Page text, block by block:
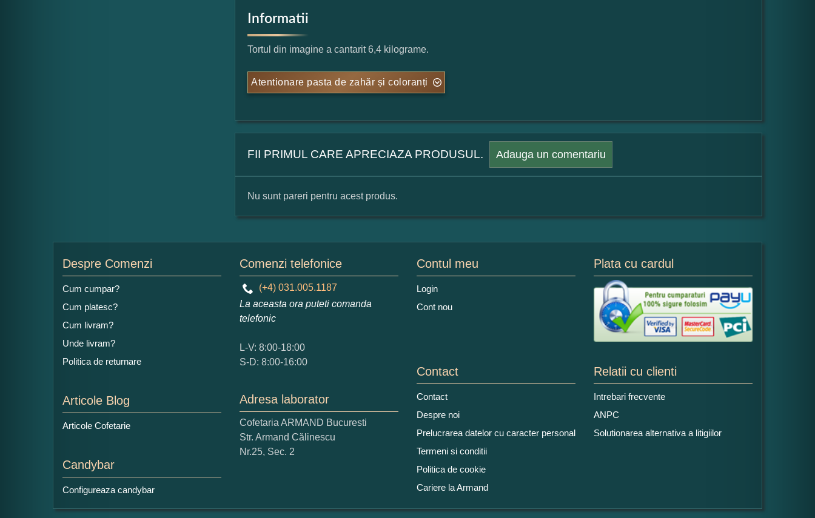
Informatii
Tortul din imagine a cantarit 6,4 kilograme.
Atentionare pasta de zahăr și coloranți
FII PRIMUL CARE APRECIAZA PRODUSUL. Adauga un comentariu
Numele dumneavoastra:
Adaugati o parere despre acest produs:
Ce nota acordati acestui produs?
1 2 3 4
Nu tocmai bun
Nu sunt pareri pentru acest produs.
Despre Comenzi
Cum cumpar?
Cum platesc?
Cum livram?
Unde livram?
Politica de returnare
Articole Blog
Articole Cofetarie
Candybar
Configureaza candybar
Comenzi telefonice
(+4) 031.005.1187
La aceasta ora puteti comanda
telefonic
L-V: 8:00-18:00
S-D: 8:00-16:00
Adresa laborator
Cofetaria ARMAND Bucuresti
Str. Armand Călinescu
Nr.25, Sec. 2
Contul meu
Login
Cont nou
Plata cu cardul
Contact
Contact
Despre noi
Prelucrarea datelor cu caracter personal
Termeni si conditii
Politica de cookie
Cariere la Armand
Relatii cu clienti
Intrebari frecvente
ANPC
Solutionarea alternativa a litigiilor